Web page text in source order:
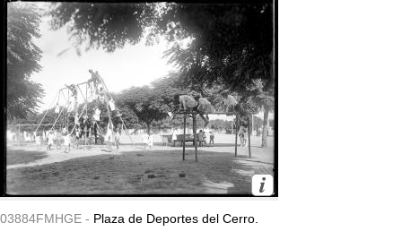
03884FMHGE - Plaza de Deportes del Cerro.